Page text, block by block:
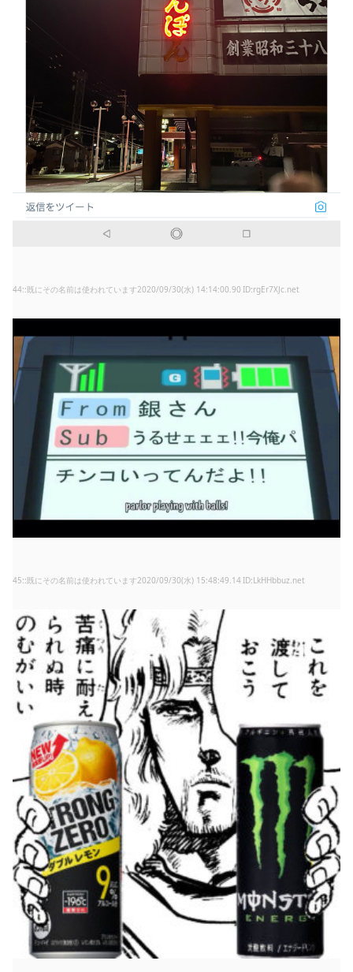
44: 既にその名前は使われています2020/09/30(水) 14:14:00.90 rgEr7XJc.net
45: 既にその名前は使われています2020/09/30(水) 15:48:49.14 LkHHbbuz.net